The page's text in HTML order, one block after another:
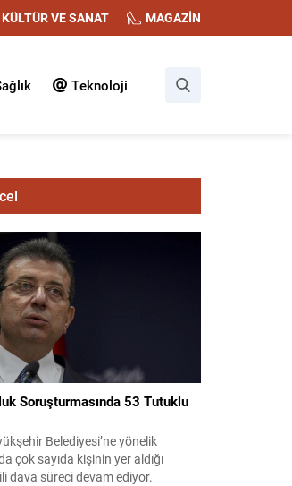
KÜLTÜR VE SANAT MAGAZİN
Teknoloji
Soruşturmasında 53 Tutuklu
Belediyesi’ne yönelik
çok sayıda kişinin yer aldığı
dava süreci devam ediyor.